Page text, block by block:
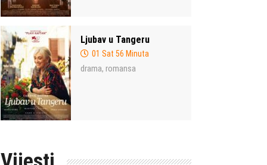
Ljubav u Tangeru
01 Sat 56 Minuta
drama, romansa